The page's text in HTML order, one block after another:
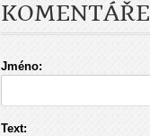
KOMENTÁŘE
Jméno:
Text: